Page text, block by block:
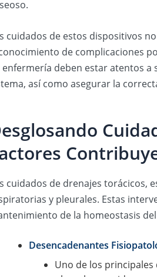
cuidados de estos dispositivos
de complicaciones
enfermería deben estar atentos a
así como asegurar la
cuidados de drenajes torácicos,
y pleurales. Estas
de la homeostasis
Desencadenantes
Uno de los